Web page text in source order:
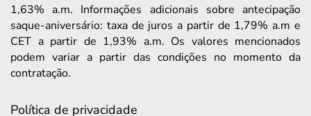
1,63% a.m. Informações adicionais sobre antecipação
saque-aniversário: taxa de juros a partir de 1,79% a.m e
CET a partir de 1,93% a.m. Os valores mencionados
podem variar a partir das condições no momento da
contratação.
Política de privacidade